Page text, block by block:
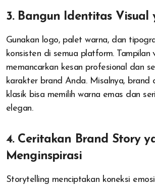
3. Bangun Identitas Visual
Gunakan logo, palet warna, dan
konsisten di semua platform. Tampilan
memancarkan kesan profesional dan
karakter brand Anda. Misalnya, brand
klasik bisa memilih warna emas dan
elegan.
4. Ceritakan Brand Story
Menginspirasi
Storytelling menciptakan koneksi